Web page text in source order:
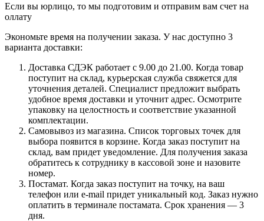
Если вы юрлицо, то мы подготовим и отправим вам счет на
оллату
Экономьте время на получении заказа. У нас доступно 3
варианта доставки:
Доставка СДЭК работает с 9.00 до 21.00. Когда товар
поступит на склад, курьерская служба свяжется для
уточнения деталей. Специалист предложит выбрать
удобное время доставки и уточнит адрес. Осмотрите
упаковку на целостность и соответствие указанной
комплектации.
Самовывоз из магазина. Список торговых точек для
выбора появится в корзине. Когда заказ поступит на
склад, вам придет уведомление. Для получения заказа
обратитесь к сотруднику в кассовой зоне и назовите
номер.
Постамат. Когда заказ поступит на точку, на ваш
телефон или e-mail придет уникальный код. Заказ нужно
оплатить в терминале постамата. Срок хранения — 3
дня.